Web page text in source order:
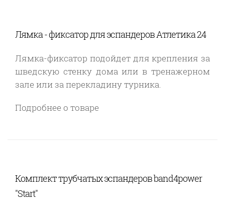
Лямка - фиксатор для эспандеров Атлетика 24
Лямка-фиксатор подойдет для крепления за
шведскую стенку дома или в тренажерном
зале или за перекладину турника.
Подробнее о товаре
Комплект трубчатых эспандеров band4power
"Start"